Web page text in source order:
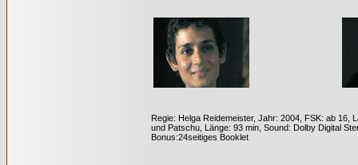
Regie: Helga Reidemeister, Jahr: 2004, FSK: ab 16,
und Patschu, Länge: 93 min, Sound: Dolby Digital
Bonus:24seitiges Booklet